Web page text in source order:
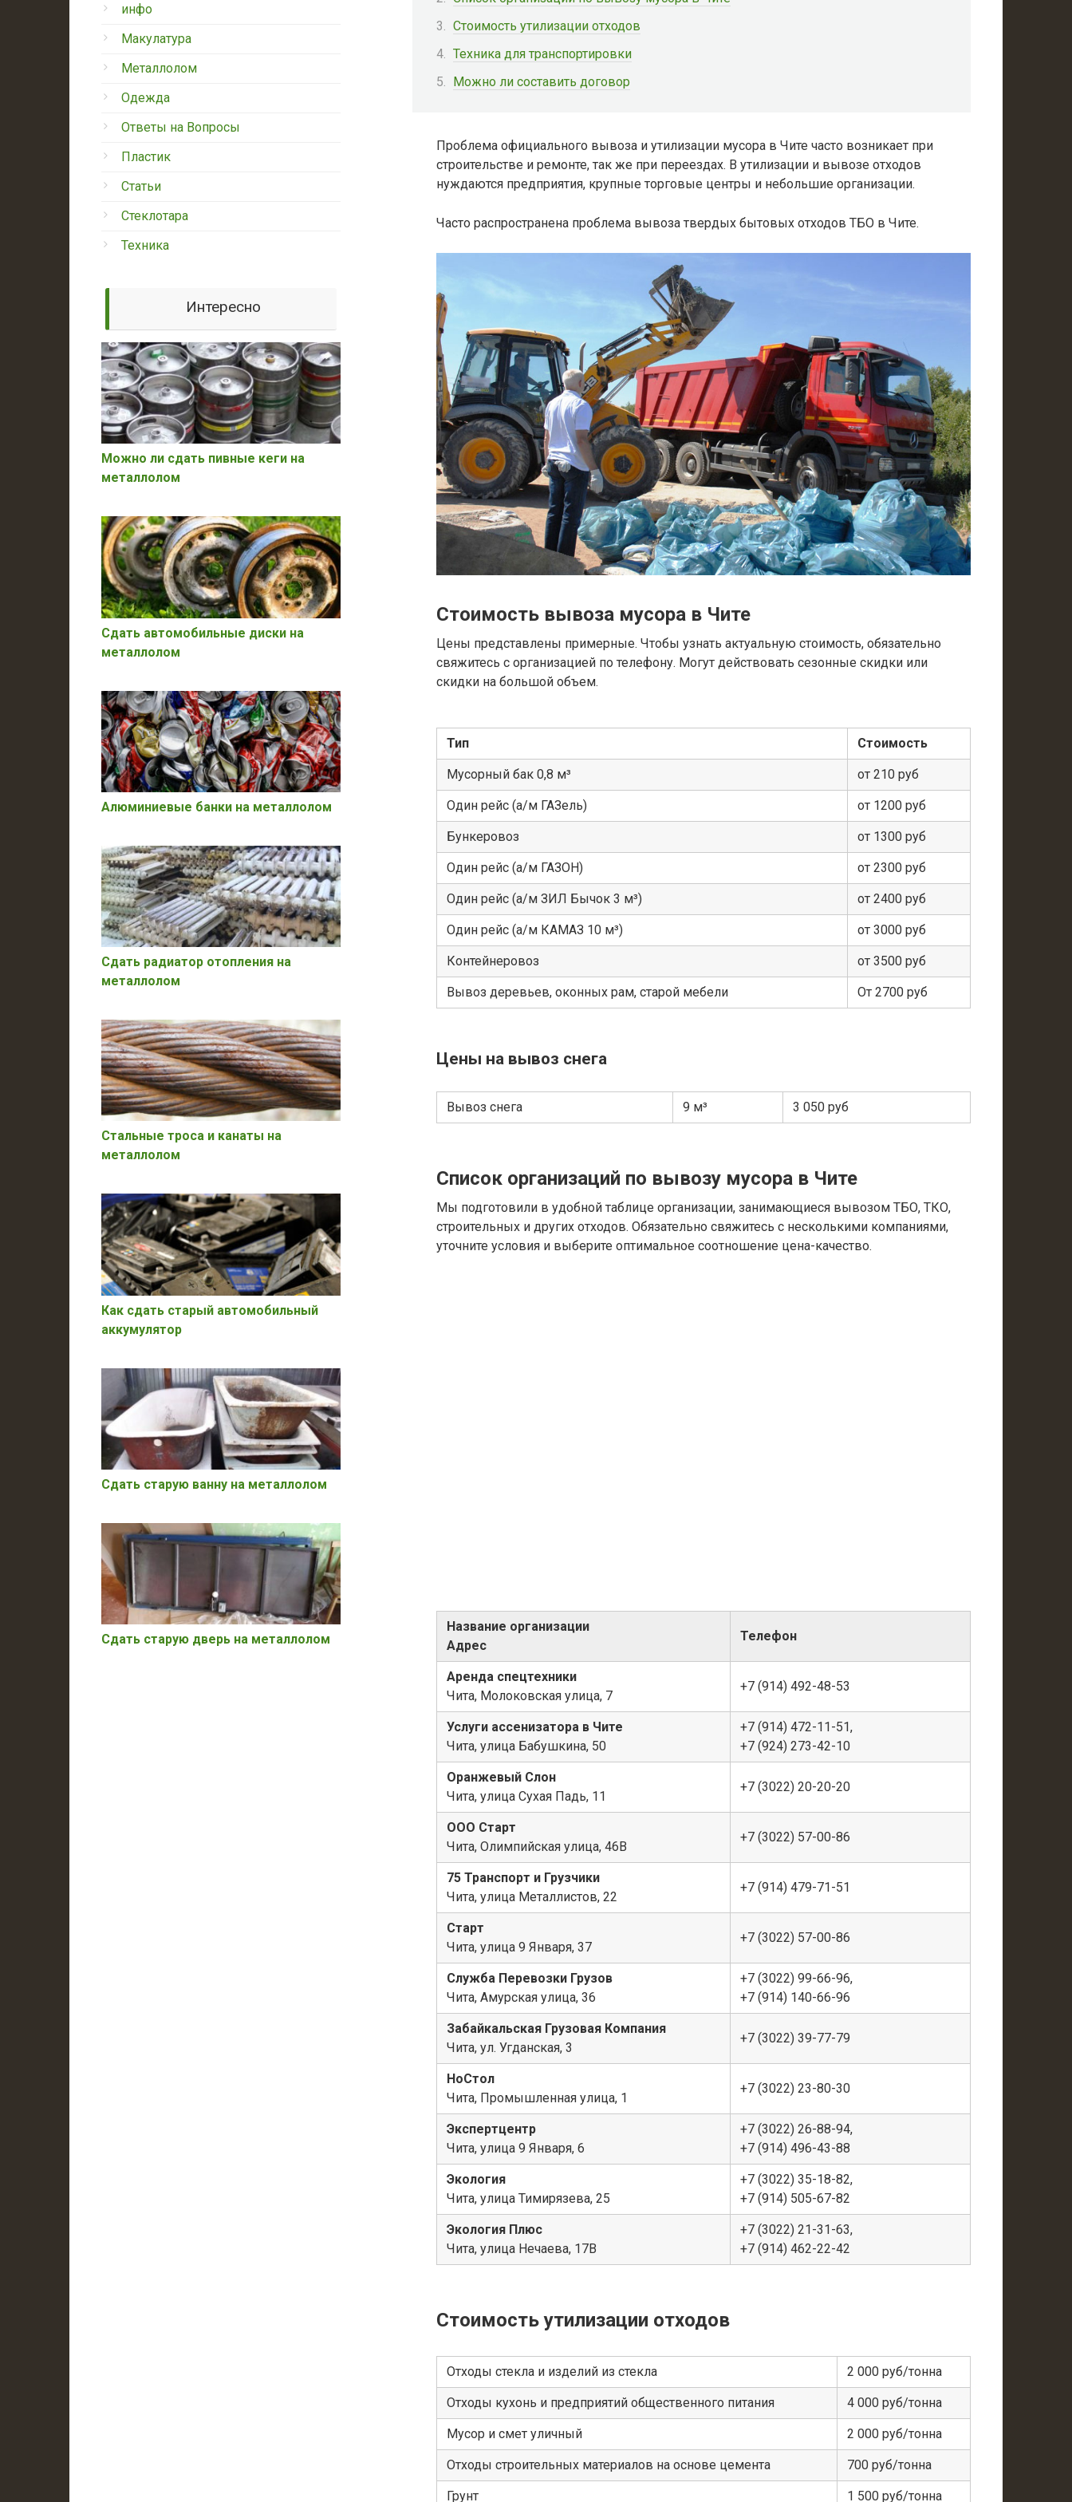
Стоимость утилизации отходов
Техника для транспортировки
Можно ли составить договор
Проблема официального вывоза и утилизации мусора в Чите часто возникает при
строительстве и ремонте, так же при переездах. В утилизации и вывозе отходов
нуждаются предприятия, крупные торговые центры и небольшие организации.
Часто распространена проблема вывоза твердых бытовых отходов ТБО в Чите.
Стоимость вывоза мусора в Чите
Цены представлены примерные. Чтобы узнать актуальную стоимость, обязательно
свяжитесь с организацией по телефону. Могут действовать сезонные скидки или
скидки на большой объем.
Тип Стоимость
Мусорный бак 0,8 м³ от 210 руб
Один рейс (а/м ГАЗель) от 1200 руб
Бункеровоз от 1300 руб
Один рейс (а/м ГАЗОН) от 2300 руб
Один рейс (а/м ЗИЛ Бычок 3 м³) от 2400 руб
Один рейс (а/м КАМАЗ 10 м³) от 3000 руб
Контейнеровоз от 3500 руб
Вывоз деревьев, оконных рам, старой мебели От 2700 руб
Цены на вывоз снега
Вывоз снега 9 м³ 3 050 руб
Список организаций по вывозу мусора в Чите
Мы подготовили в удобной таблице организации, занимающиеся вывозом ТБО, ТКО,
строительных и других отходов. Обязательно свяжитесь с несколькими компаниями,
уточните условия и выберите оптимальное соотношение цена-качество.
Название организации
Адрес
Телефон
Аренда спецтехники
Чита, Молоковская улица, 7
+7 (914) 492-48-53
Услуги ассенизатора в Чите
Чита, улица Бабушкина, 50
+7 (914) 472-11-51,
+7 (924) 273-42-10
Оранжевый Слон
Чита, улица Сухая Падь, 11
+7 (3022) 20-20-20
ООО Старт
Чита, Олимпийская улица, 46В
+7 (3022) 57-00-86
75 Транспорт и Грузчики
Чита, улица Металлистов, 22
+7 (914) 479-71-51
Старт
Чита, улица 9 Января, 37
+7 (3022) 57-00-86
Служба Перевозки Грузов
Чита, Амурская улица, 36
+7 (3022) 99-66-96,
+7 (914) 140-66-96
Забайкальская Грузовая Компания
Чита, ул. Угданская, 3
+7 (3022) 39-77-79
НоСтол
Чита, Промышленная улица, 1
+7 (3022) 23-80-30
Экспертцентр
Чита, улица 9 Января, 6
+7 (3022) 26-88-94,
+7 (914) 496-43-88
Экология
Чита, улица Тимирязева, 25
+7 (3022) 35-18-82,
+7 (914) 505-67-82
Экология Плюс
Чита, улица Нечаева, 17В
+7 (3022) 21-31-63,
+7 (914) 462-22-42
Стоимость утилизации отходов
Отходы стекла и изделий из стекла 2 000 руб/тонна
Отходы кухонь и предприятий общественного питания 4 000 руб/тонна
Мусор и смет уличный 2 000 руб/тонна
Отходы строительных материалов на основе цемента 700 руб/тонна
Грунт 1 500 руб/тонна
инфо
Макулатура
Металлолом
Одежда
Ответы на Вопросы
Пластик
Статьи
Стеклотара
Техника
Интересно
Можно ли сдать пивные кеги на
металлолом
Сдать автомобильные диски на
металлолом
Алюминиевые банки на металлолом
Сдать радиатор отопления на
металлолом
Стальные троса и канаты на
металлолом
Как сдать старый автомобильный
аккумулятор
Сдать старую ванну на металлолом
Сдать старую дверь на металлолом